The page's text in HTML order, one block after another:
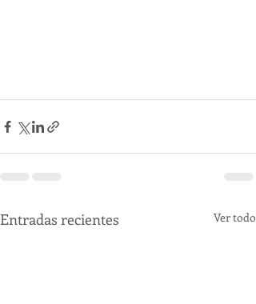
Entradas recientes Ver todo